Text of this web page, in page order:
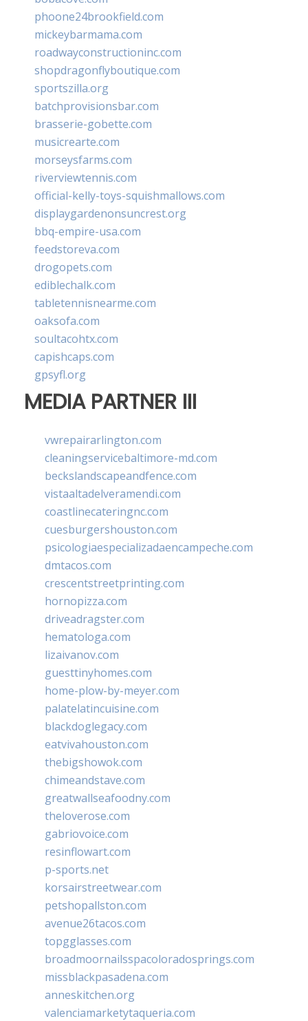
phoone24brookfield.com
mickeybarmama.com
roadwayconstructioninc.com
shopdragonflyboutique.com
sportszilla.org
batchprovisionsbar.com
brasserie-gobette.com
musicrearte.com
morseysfarms.com
riverviewtennis.com
official-kelly-toys-squishmallows.com
displaygardenonsuncrest.org
bbq-empire-usa.com
feedstoreva.com
drogopets.com
ediblechalk.com
tabletennisnearme.com
oaksofa.com
soultacohtx.com
capishcaps.com
gpsyfl.org
MEDIA PARTNER III
vwrepairarlington.com
cleaningservicebaltimore-md.com
beckslandscapeandfence.com
vistaaltadelveramendi.com
coastlinecateringnc.com
cuesburgershouston.com
psicologiaespecializadaencampeche.com
dmtacos.com
crescentstreetprinting.com
hornopizza.com
driveadragster.com
hematologa.com
lizaivanov.com
guesttinyhomes.com
home-plow-by-meyer.com
palatelatincuisine.com
blackdoglegacy.com
eatvivahouston.com
thebigshowok.com
chimeandstave.com
greatwallseafoodny.com
theloverose.com
gabriovoice.com
resinflowart.com
p-sports.net
korsairstreetwear.com
petshopallston.com
avenue26tacos.com
topgglasses.com
broadmoornailsspacoloradosprings.com
missblackpasadena.com
anneskitchen.org
valenciamarketytaqueria.com